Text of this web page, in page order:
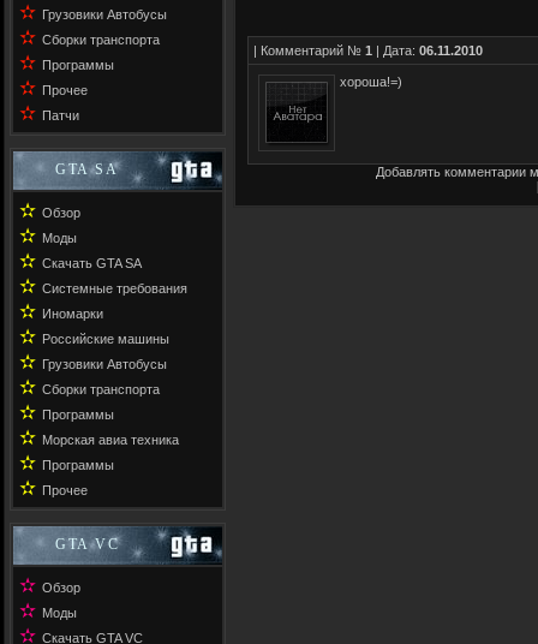
✫ Грузовики Автобусы
✫ Сборки транспорта
✫ Программы
✫ Прочее
✫ Патчи
GTA SA
✫ Обзор
✫ Моды
✫ Скачать GTA SA
✫ Системные требования
✫ Иномарки
✫ Российские машины
✫ Грузовики Автобусы
✫ Сборки транспорта
✫ Программы
✫ Морская авиа техника
✫ Программы
✫ Прочее
GTA VC
✫ Обзор
✫ Моды
✫ Скачать GTA VC
| Комментарий № 1 | Дата: 06.11.2010
хороша!=)
Добавлять комментарии